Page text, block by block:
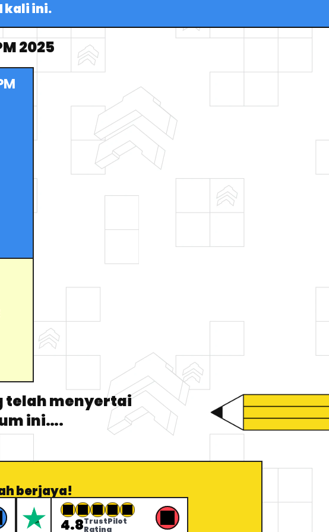
kali ini.
2025
telah menyertai
ini….
berjaya!
4.8TrustPilot
Rating